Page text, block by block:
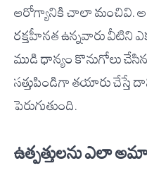
ఆరోగ్యానికి చాలా మంచివి.
రక్తహీనత ఉన్నవారు వీటిని
ముడి ధాన్యం కొనుగోలు
సత్తుపిండిగా తయారు చేస్తే
పెరుగుతుంది.
ఉత్పత్తులను ఎలా